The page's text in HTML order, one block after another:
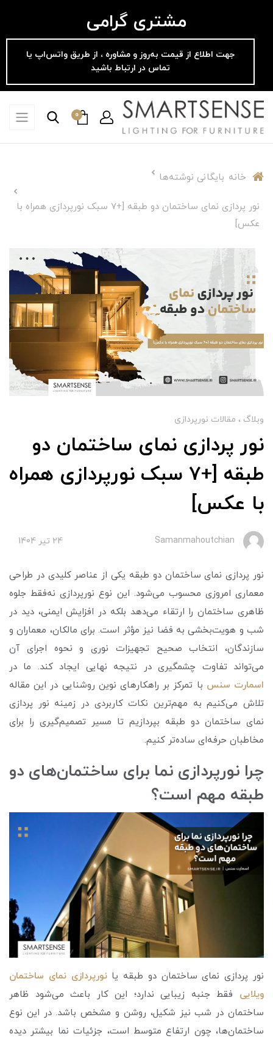
مشتری گرامی
جهت اطلاع از قیمت به‌روز و مشاوره ، از طریق واتس‌اپ یا
تماس در ارتباط باشید
0
خانه بایگانی نوشته‌ها
نور پردازی نمای ساختمان دو طبقه [+7 سبک‌ نورپردازی همراه با
عکس]
وبلاگ مقالات نورپردازی
نور پردازی نمای ساختمان دو
طبقه [+7 سبک‌ نورپردازی همراه
با عکس]
Samanmahoutchian 24 تير 1404
نور پردازی نمای ساختمان دو طبقه یکی از عناصر کلیدی در طراحی
معماری امروزی محسوب می‌شود. این نوع نورپردازی نه‌فقط جلوه
ظاهری ساختمان را ارتقاء می‌دهد بلکه در افزایش ایمنی، دید در
شب و هویت‌بخشی به فضا نیز مؤثر است. برای مالکان، معماران و
سازندگان، انتخاب صحیح تجهیزات نوری و نحوه اجرای آن
می‌تواند تفاوت چشمگیری در نتیجه نهایی ایجاد کند. ما در
اسمارت سنس با تمرکز بر راهکارهای نوین روشنایی در این مقاله
تلاش می‌کنیم به مهم‌ترین نکات کاربردی در زمینه نور پردازی
نمای ساختمان دو طبقه بپردازیم تا مسیر تصمیم‌گیری را برای
مخاطبان حرفه‌ای ساده‌تر کنیم.
چرا نورپردازی نما برای ساختمان‌های دو
طبقه مهم است؟
نور پردازی نمای ساختمان دو طبقه یانورپردازی نمای ساختمان
ویلایی فقط جنبه زیبایی ندارد؛ این کار باعث می‌شود ظاهر
ساختمان در شب نیز شکیل، روشن و مشخص باشد. در این نوع
ساختمان‌ها، چون ارتفاع متوسط است، جزئیات نما بیشتر دیده